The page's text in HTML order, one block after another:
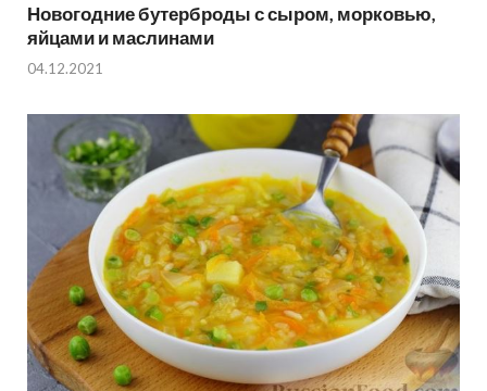
Новогодние бутерброды с сыром, морковью,
яйцами и маслинами
04.12.2021